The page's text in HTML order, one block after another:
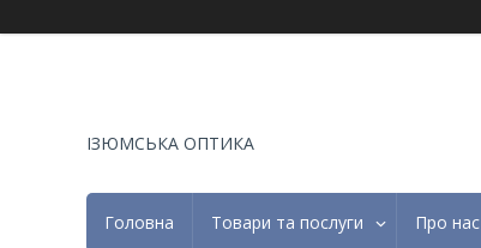
ІЗЮМСЬКА ОПТИКА
Головна Товари та послуги Про нас